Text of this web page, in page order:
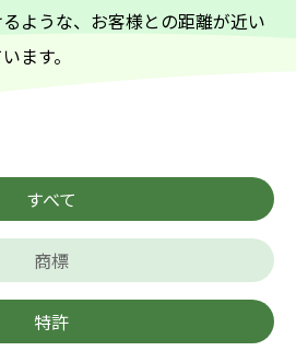
ような、お客様との距離が近い
ます。
すべて
商標
特許